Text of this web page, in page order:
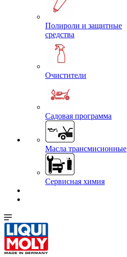
Полироли и защитные
средства
Очистители
Садовая программа
Масла трансмисионные
Сервисная химия